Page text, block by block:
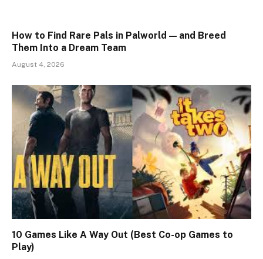
How to Find Rare Pals in Palworld — and Breed
Them Into a Dream Team
August 4, 2026
10 Games Like A Way Out (Best Co-op Games to
Play)